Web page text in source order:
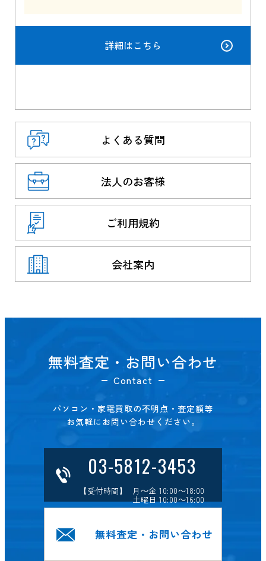
詳細はこちら
よくある質問
法人のお客様
ご利用規約
会社案内
無料査定・お問い合わせ
Contact
パソコン・家電買取の不明点・査定額等
お気軽にお問い合わせください。
03-5812-3453
【受付時間】 月～金 10:00～18:00
土曜日 10:00～16:00
無料査定・お問い合わせ